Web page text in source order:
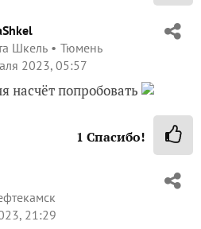
Шкель
Тюмень
2023, 05:57
насчёт попробовать
1 Спасибо!
21:29